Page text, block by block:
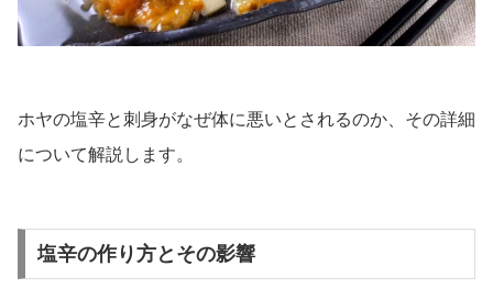
ホヤの塩辛と刺身がなぜ体に悪いとされるのか、その詳細
について解説します。
塩辛の作り方とその影響